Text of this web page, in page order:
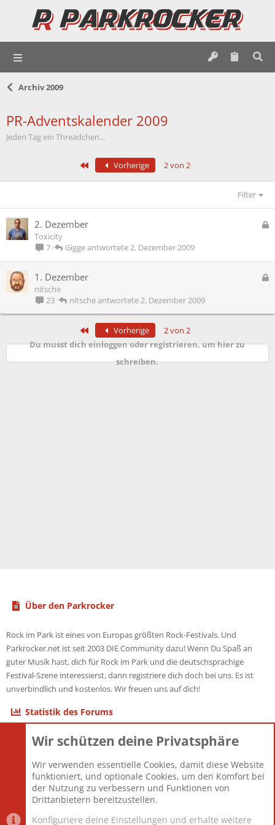
Archiv 2009
PR-Adventskalender 2009
Jeden Tag ein Threadchen...
Erste Vorherige 2 von 2
Filter
G
r
2. Dezember
Toxicity
7
2. Dezember 2009
Gigge
G
p
1. Dezember
nitsche
23
2. Dezember 2009
nitsche
Erste Vorherige
2 von 2
Du musst dich einloggen oder registrieren, um hier zu
schreiben.
Über den Parkrocker
Rock im Park ist eines von Europas größten Rock-Festivals. Und
Parkrocker.net ist seit 2003 DIE Community dazu! Wenn Du Spaß an
guter Musik hast, dich für Rock im Park und die deutschsprachige
Festival-Szene interessierst, dann registriere dich doch bei uns. Es ist
unverbindlich und kostenlos. Wir freuen uns auf dich!
Statistik des Forums
Themen
Mitglieder
12.427
Neuestes Mitglied
Berlin
Wir schützen deine Privatsphäre
Wir verwenden essentielle Cookies, damit diese Website
funktioniert, und optionale Cookies, um den Komfort bei
der Nutzung zu verbessern und Funktionen von
Drittanbietern bereitzustellen.
Konfiguriere deine Einstellungen und erhalte weitere